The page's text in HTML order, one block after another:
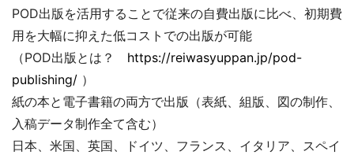
POD出版を活用することで従来の自費出版に比べ、初期費
用を大幅に抑えた低コストでの出版が可能
（POD出版とは？ https://reiwasyuppan.jp/pod-
publishing/ ）
紙の本と電子書籍の両方で出版（表紙、組版、図の制作、
入稿データ制作全て含む）
日本、米国、英国、ドイツ、フランス、イタリア、スペイ